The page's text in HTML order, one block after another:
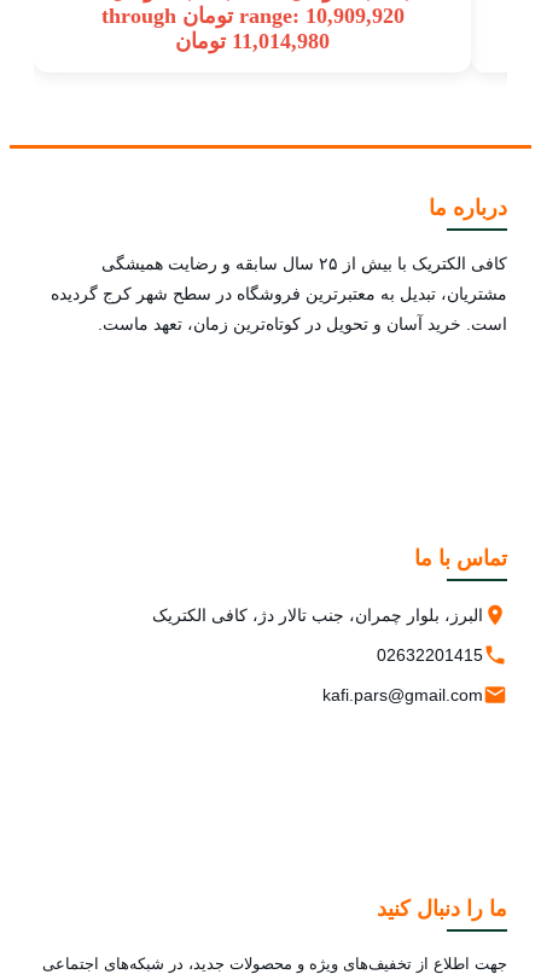
range: 10,909,920 تومان through
11,014,980 تومان
درباره ما
کافی الکتریک با بیش از ۲۵ سال سابقه و رضایت همیشگی
مشتریان، تبدیل به معتبرترین فروشگاه در سطح شهر کرج گردیده
است. خرید آسان و تحویل در کوتاه‌ترین زمان، تعهد ماست.
تماس با ما
البرز، بلوار چمران، جنب تالار دژ، کافی الکتریک
02632201415
kafi.pars@gmail.com
ما را دنبال کنید
جهت اطلاع از تخفیف‌های ویژه و محصولات جدید، در شبکه‌های اجتماعی